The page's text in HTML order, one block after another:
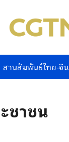
สานสัมพันธ์ไทย-จีน
ชาชน